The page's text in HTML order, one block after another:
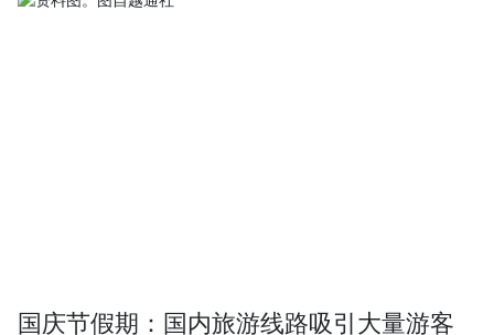
国庆节假期：国内旅游线路吸引大量游客